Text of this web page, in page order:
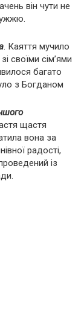
він чути не
. Каяття мучило
своїми сім’ями
багато
з Богданом
щастя
вона за
радості,
із